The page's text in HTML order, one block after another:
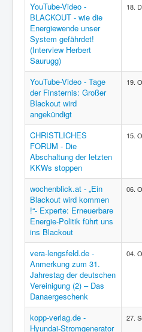
YouTube-Video -
BLACKOUT - wie die
Energiewende unser
System gefährdet!
(Interview Herbert
Saurugg)
18.
YouTube-Video - Tage
der Finsternis: Großer
Blackout wird
angekündigt
19.
CHRISTLICHES
FORUM - Die
Abschaltung der letzten
KKWs stoppen
15.
wochenblick.at - „Ein
Blackout wird kommen
!“- Experte: Erneuerbare
Energie-Politik führt uns
ins Blackout
06.
vera-lengsfeld.de -
Anmerkung zum 31.
Jahrestag der deutschen
Vereinigung (2) – Das
Danaergeschenk
04.
kopp-verlag.de -
Hyundai-Stromgenerator
27.